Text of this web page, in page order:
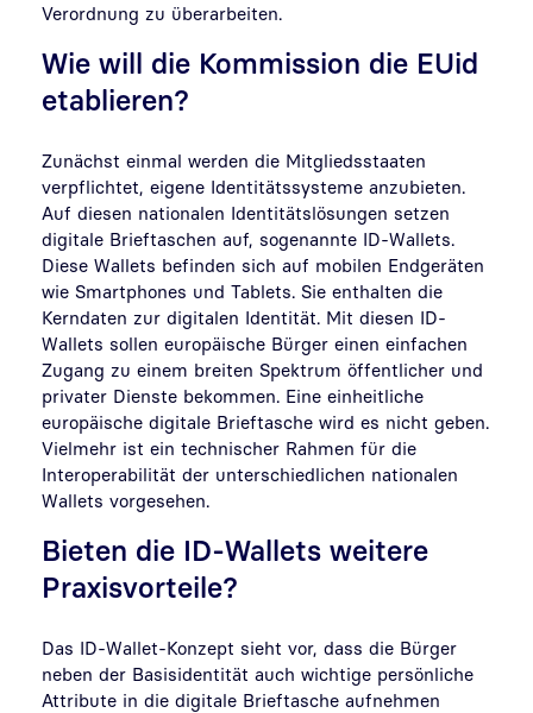
Verordnung zu überarbeiten.
Wie will die Kommission die EUid
etablieren?
Zunächst einmal werden die Mitgliedsstaaten
verpflichtet, eigene Identitätssysteme anzubieten.
Auf diesen nationalen Identitätslösungen setzen
digitale Brieftaschen auf, sogenannte ID-Wallets.
Diese Wallets befinden sich auf mobilen Endgeräten
wie Smartphones und Tablets. Sie enthalten die
Kerndaten zur digitalen Identität. Mit diesen ID-
Wallets sollen europäische Bürger einen einfachen
Zugang zu einem breiten Spektrum öffentlicher und
privater Dienste bekommen. Eine einheitliche
europäische digitale Brieftasche wird es nicht geben.
Vielmehr ist ein technischer Rahmen für die
Interoperabilität der unterschiedlichen nationalen
Wallets vorgesehen.
Bieten die ID-Wallets weitere
Praxisvorteile?
Das ID-Wallet-Konzept sieht vor, dass die Bürger
neben der Basisidentität auch wichtige persönliche
Attribute in die digitale Brieftasche aufnehmen